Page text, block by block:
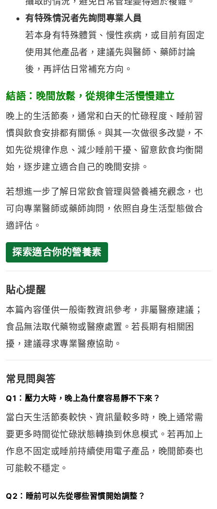
有特殊情況者先詢問專業人員
若本身有特殊體質、慢性疾病，或目前有固定
使用其他產品者，建議先與醫師、藥師討論
後，再評估日常補充方向。
結語：晚間放鬆，從規律生活慢慢建立
晚上的生活節奏，通常和白天的忙碌程度、睡前習
慣與飲食安排都有關係。與其一次做很多改變，不
如先從規律作息、減少睡前干擾、留意飲食均衡開
始，逐步建立適合自己的晚間安排。
若想進一步了解日常飲食管理與營養補充觀念，也
可向專業醫師或藥師詢問，依照自身生活型態做合
適評估。
探索適合你的營養素
貼心提醒
本篇內容僅供一般衛教資訊參考，非屬醫療建議；
食品無法取代藥物或醫療處置。若長期有相關困
擾，建議尋求專業醫療協助。
常見問與答
Q1：壓力大時，晚上為什麼容易靜不下來？
當白天生活節奏較快、資訊量較多時，晚上通常需
要更多時間從忙碌狀態轉換到休息模式。若再加上
作息不固定或睡前持續使用電子產品，晚間節奏也
可能較不穩定。
Q2：睡前可以先從哪些習慣開始調整？